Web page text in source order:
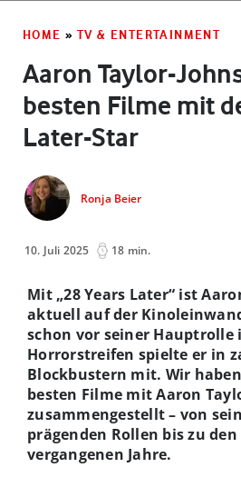
HOME » TV & ENTERTAINMENT
Aaron Taylor-
besten Filme mit
Later-Star
Ronja Beier
10. Juli 2025 18 min.
Mit „28 Years Later“ ist
aktuell auf der
schon vor seiner Hauptrolle
Horrorstreifen spielte er in
Blockbustern mit. Wir
besten Filme mit Aaron
zusammengestellt – von
prägenden Rollen bis zu
vergangenen Jahre.